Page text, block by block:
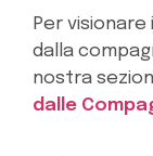
Per
dalla
nostra
dalle